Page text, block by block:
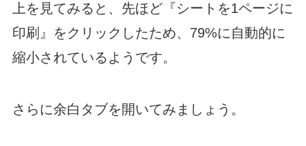
上を見てみると、先ほど『シートを1ページに
印刷』をクリックしたため、79%に自動的に
縮小されているようです。
さらに余白タブを開いてみましょう。